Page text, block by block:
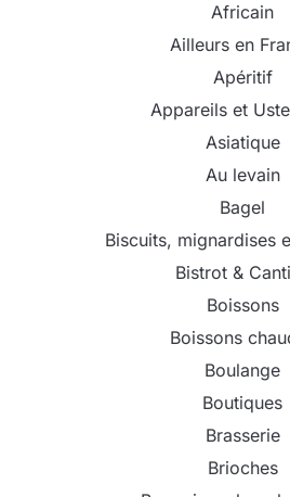
Africain
Ailleurs en
Apéritif
Appareils et
Asiatique
Au levain
Bagel
Biscuits, mignardises
Bistrot &
Boissons
Boissons
Boulange
Boutiques
Brasserie
Brioches